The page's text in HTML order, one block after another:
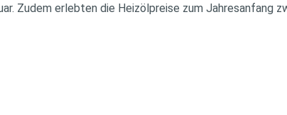
Zudem erlebten die Heizölpreise zum Jahresanfang